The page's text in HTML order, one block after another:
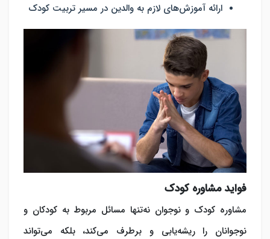
ارائه آموزش‌های لازم به والدین در مسیر تربیت کودک
فواید مشاوره کودک
مشاوره کودک و نوجوان نه‌تنها مسائل مربوط به کودکان و
نوجوانان را ریشه‌یابی و برطرف می‌کند، بلکه می‌تواند